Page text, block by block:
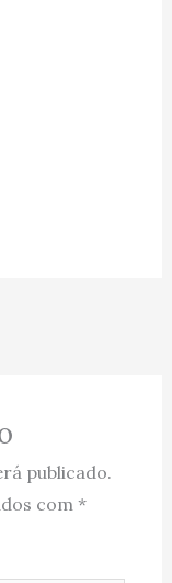
publicado.
com *